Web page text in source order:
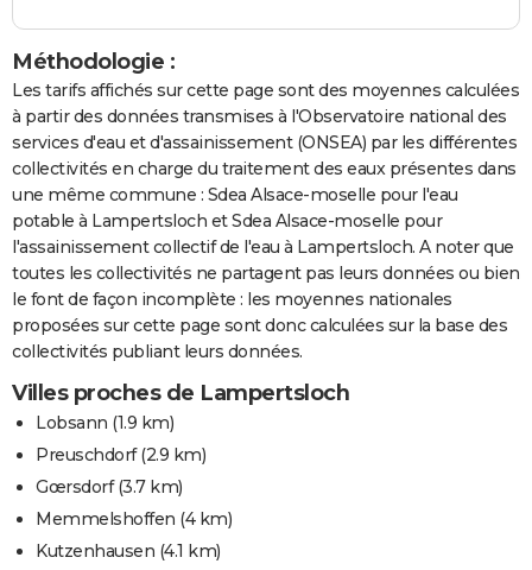
Méthodologie :
Les tarifs affichés sur cette page sont des moyennes calculées
à partir des données transmises à l'Observatoire national des
services d'eau et d'assainissement (ONSEA) par les différentes
collectivités en charge du traitement des eaux présentes dans
une même commune : Sdea Alsace-moselle pour l'eau
potable à Lampertsloch et Sdea Alsace-moselle pour
l'assainissement collectif de l'eau à Lampertsloch. A noter que
toutes les collectivités ne partagent pas leurs données ou bien
le font de façon incomplète : les moyennes nationales
proposées sur cette page sont donc calculées sur la base des
collectivités publiant leurs données.
Villes proches de Lampertsloch
Lobsann (1.9 km)
Preuschdorf(2.9 km)
Gœrsdorf(3.7 km)
Memmelshoffen (4 km)
Kutzenhausen (4.1 km)